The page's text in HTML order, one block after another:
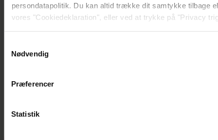
persondatapolitik. Du kan altid trække dit samtykke tilbage
vores "Cookiedeklaration", eller ved at trykke på "Privacy
Vi anvender egne cookies og cookies fra tredjeparter til at
generere statistik og huske dine præferencer samt til brug
Nødvendig
Præferencer
Statistik
Se videoen: Jesper Buch som DJ på